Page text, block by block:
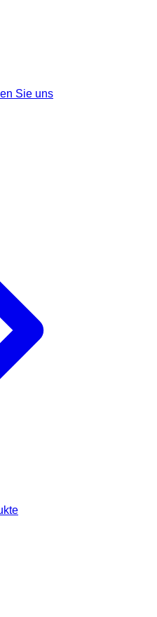
Sie uns